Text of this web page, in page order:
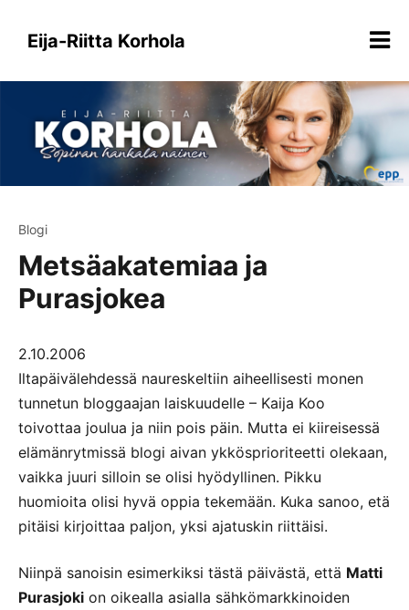
sisältöönEija-Riitta Korhola
Blogi
Metsäakatemiaa ja
Purasjokea
2.10.2006
Iltapäivälehdessä naureskeltiin aiheellisesti monen
tunnetun bloggaajan laiskuudelle – Kaija Koo
toivottaa joulua ja niin pois päin. Mutta ei kiireisessä
elämänrytmissä blogi aivan ykkösprioriteetti olekaan,
vaikka juuri silloin se olisi hyödyllinen. Pikku
huomioita olisi hyvä oppia tekemään. Kuka sanoo, etä
pitäisi kirjoittaa paljon, yksi ajatuskin riittäisi.
Niinpä sanoisin esimerkiksi tästä päivästä, että Matti
Purasjoki on oikealla asialla sähkömarkkinoiden